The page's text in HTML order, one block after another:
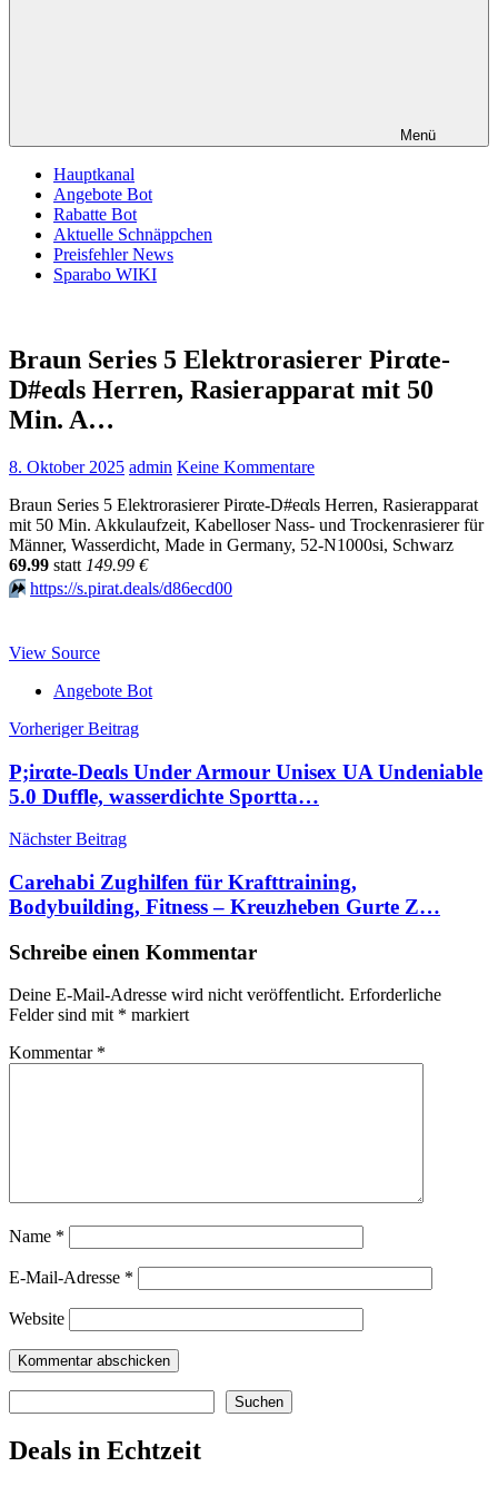
Menü
Hauptkanal
Angebote Bot
Rabatte Bot
Aktuelle Schnäppchen
Preisfehler News
Sparabo WIKI
Braun Series 5 Elektrorasierer Pirαtе-
D#еαls Herren, Rasierapparat mit 50
Min. A…
8. Oktober 2025 admin Keine Kommentare
Braun Series 5 Elektrorasierer Pirαtе-D#еαls Herren, Rasierapparat
mit 50 Min. Akkulaufzeit, Kabelloser Nass- und Trockenrasierer für
Männer, Wasserdicht, Made in Germany, 52-N1000si, Schwarz
69.99 statt 149.99 €
⏩️ https://s.pirat.deals/d86ecd00
View Source
Angebote Bot
Beitragsnavigation
Vorheriger Beitrag
P;irαtе-Dеαls Under Armour Unisex UA Undeniable
5.0 Duffle, wasserdichte Sportta…
Nächster Beitrag
Carehabi Zughilfen für Krafttraining,
Bodybuilding, Fitness – Kreuzheben Gurte Z…
Schreibe einen Kommentar
Deine E-Mail-Adresse wird nicht veröffentlicht. Erforderliche
Felder sind mit * markiert
Kommentar *
Name *
E-Mail-Adresse *
Website
Suchen
Deals in Echtzeit